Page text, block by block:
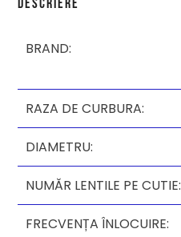
Descriere
BRAND:
RAZA DE CURBURA:
DIAMETRU:
NUMĂR LENTILE PE CUTIE:
FRECVENȚA ÎNLOCUIRE: